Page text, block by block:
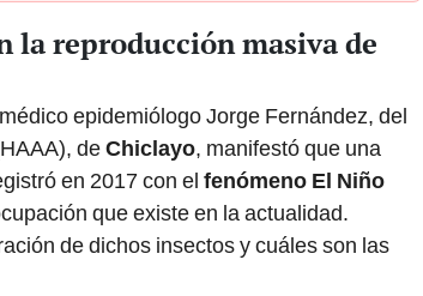
la reproducción masiva de
epidemiólogo Jorge Fernández, del
deChiclayo, manifestó que una
en 2017 con el fenómeno El Niño
que existe en la actualidad.
de dichos insectos y cuáles son las